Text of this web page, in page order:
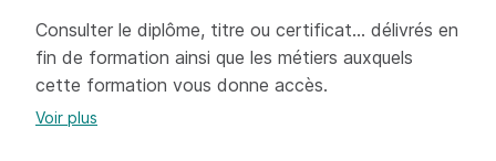
aménagement paysager à partir de plans et
de relevés topographiques. Initiation au
piquetage, drainage, travaux de terrassement
et de maçonnerie. Plantations et installations
Consulter le diplôme, titre ou certificat... délivrés en
fin de formation ainsi que les métiers auxquels
cette formation vous donne accès.
Voir plus